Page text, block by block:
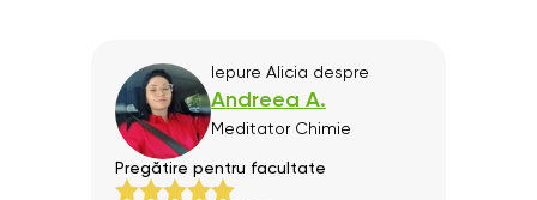
Iepure Alicia despre
Andreea A.
Meditator Chimie
Pregătire pentru facultate